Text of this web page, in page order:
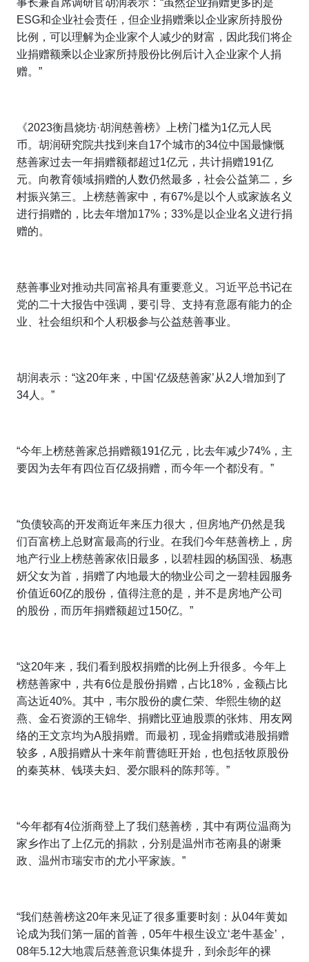
事长兼首席调研官胡润表示：“虽然企业捐赠更多的是
ESG和企业社会责任，但企业捐赠乘以企业家所持股份
比例，可以理解为企业家个人减少的财富，因此我们将企
业捐赠额乘以企业家所持股份比例后计入企业家个人捐
赠。”
《2023衡昌烧坊·胡润慈善榜》上榜门槛为1亿元人民
币。胡润研究院共找到来自17个城市的34位中国最慷慨
慈善家过去一年捐赠额都超过1亿元，共计捐赠191亿
元。向教育领域捐赠的人数仍然最多，社会公益第二，乡
村振兴第三。上榜慈善家中，有67%是以个人或家族名义
进行捐赠的，比去年增加17%；33%是以企业名义进行捐
赠的。
慈善事业对推动共同富裕具有重要意义。习近平总书记在
党的二十大报告中强调，要引导、支持有意愿有能力的企
业、社会组织和个人积极参与公益慈善事业。
胡润表示：“这20年来，中国‘亿级慈善家’从2人增加到了
34人。”
“今年上榜慈善家总捐赠额191亿元，比去年减少74%，主
要因为去年有四位百亿级捐赠，而今年一个都没有。”
“负债较高的开发商近年来压力很大，但房地产仍然是我
们百富榜上总财富最高的行业。在我们今年慈善榜上，房
地产行业上榜慈善家依旧最多，以碧桂园的杨国强、杨惠
妍父女为首，捐赠了内地最大的物业公司之一碧桂园服务
价值近60亿的股份，值得注意的是，并不是房地产公司
的股份，而历年捐赠额超过150亿。”
“这20年来，我们看到股权捐赠的比例上升很多。今年上
榜慈善家中，共有6位是股份捐赠，占比18%，金额占比
高达近40%。其中，韦尔股份的虞仁荣、华熙生物的赵
燕、金石资源的王锦华、捐赠比亚迪股票的张炜、用友网
络的王文京均为A股捐赠。而最初，现金捐赠或港股捐赠
较多，A股捐赠从十来年前曹德旺开始，也包括牧原股份
的秦英林、钱瑛夫妇、爱尔眼科的陈邦等。”
“今年都有4位浙商登上了我们慈善榜，其中有两位温商为
家乡作出了上亿元的捐款，分别是温州市苍南县的谢秉
政、温州市瑞安市的尤小平家族。”
“我们慈善榜这20年来见证了很多重要时刻：从04年黄如
论成为我们第一届的首善，05年牛根生设立‘老牛基金’，
08年5.12大地震后慈善意识集体提升，到余彭年的裸